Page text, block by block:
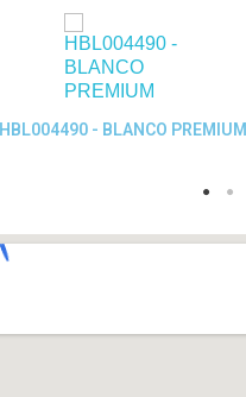
Quick View
HBL004490 - BLANCO PREMIUM